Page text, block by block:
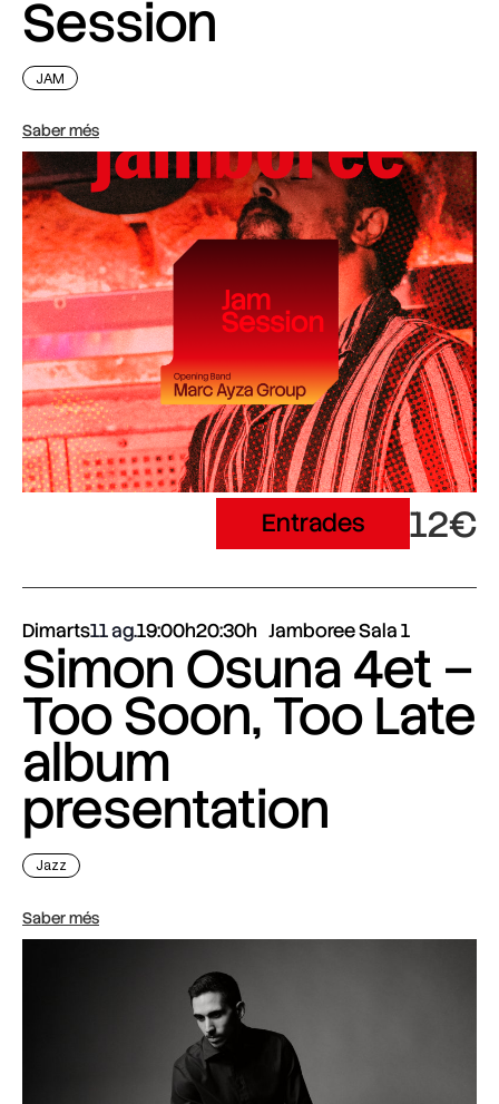
Session
JAM
Saber més
Entrades 12€
Dimarts11 ag.19:00h20:30h Jamboree Sala 1
Simon Osuna 4et –
Too Soon, Too Late
album
presentation
Jazz
Saber més